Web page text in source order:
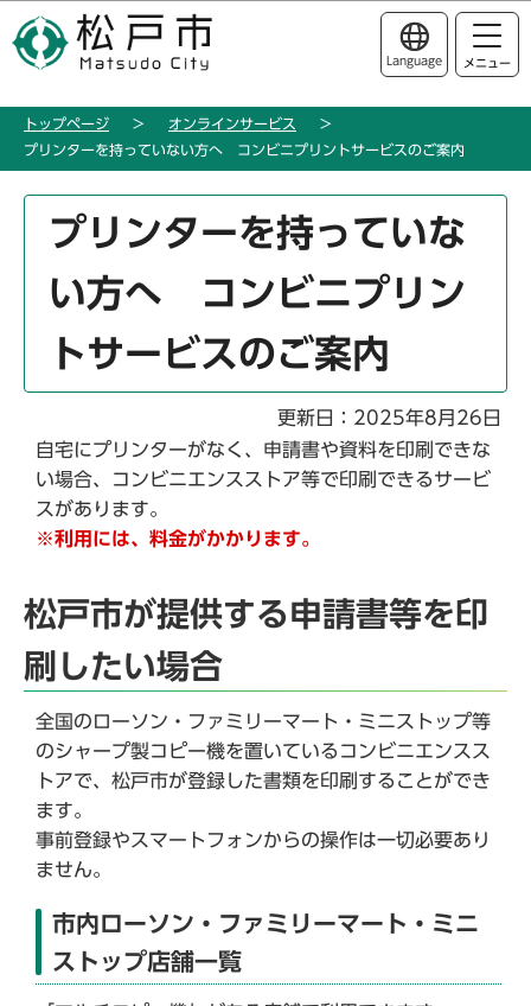
の
ー
このページの本文へ移動
Language メニュー
トップページ
オンラインサービス
プリンターを持っていない方へ コンビニプリントサービスのご案内
プリンターを持っていな
い方へ コンビニプリン
トサービスのご案内
更新日：2025年8月26日
自宅にプリンターがなく、申請書や資料を印刷できな
い場合、コンビニエンスストア等で印刷できるサービ
スがあります。
※利用には、料金がかかります。
松戸市が提供する申請書等を印
刷したい場合
全国のローソン・ファミリーマート・ミニストップ等
のシャープ製コピー機を置いているコンビニエンスス
トアで、松戸市が登録した書類を印刷することができ
ます。
事前登録やスマートフォンからの操作は一切必要あり
ません。
市内ローソン・ファミリーマート・ミニ
ストップ店舗一覧